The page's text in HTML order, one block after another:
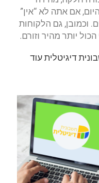
אם אתה לא “אין”
וכמובן, גם הלקוחות
יותר מהיר וזורם.
דיגיטלית עוד